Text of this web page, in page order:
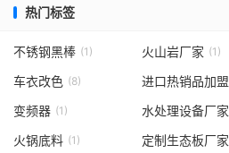
热门标签
不锈钢黑棒 (1) 火山岩厂家 (1)
车衣改色 (8)
变频器 (1) 水处理设备厂家
火锅底料 (1) 定制生态板厂家